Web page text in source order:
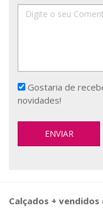
Gostaria de
novidades!
Calçados +